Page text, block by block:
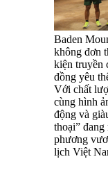
Baden
không đơn
kiện truyền
đồng yêu
Với chất
cùng hình
động và
thoại” đang
phương
lịch Việt